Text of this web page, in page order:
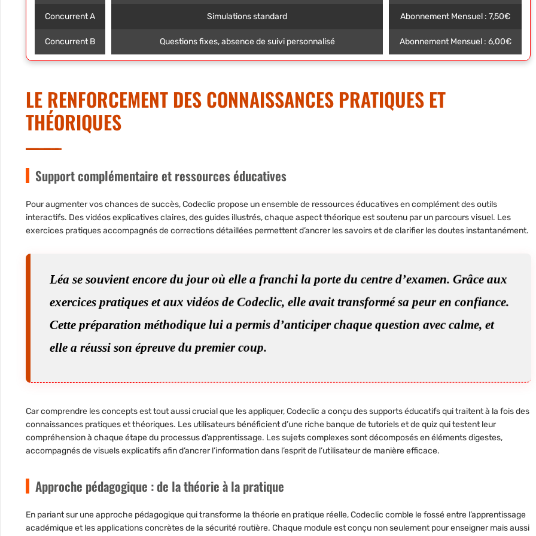
Concurrent A Simulations standard Abonnement Mensuel : 7,50€
Concurrent B Questions fixes, absence de suivi personnalisé Abonnement Mensuel : 6,00€
LE RENFORCEMENT DES CONNAISSANCES PRATIQUES ET
THÉORIQUES
Support complémentaire et ressources éducatives
Pour augmenter vos chances de succès, Codeclic propose un ensemble de ressources éducatives en complément des outils
interactifs. Des vidéos explicatives claires, des guides illustrés, chaque aspect théorique est soutenu par un parcours visuel. Les
exercices pratiques accompagnés decorrections détaillées permettent d’ancrer les savoirs et de clarifier les doutes instantanément.
Léa se souvient encore du jour où elle a franchi la porte du centre d’examen. Grâce aux
exercices pratiques et aux vidéos de Codeclic, elle avait transformé sa peur en confiance.
Cette préparation méthodique lui a permis d’anticiper chaque question avec calme, et
elle a réussi son épreuve du premier coup.
Car comprendre les concepts est tout aussi crucial que les appliquer, Codeclic a conçu des supports éducatifs qui traitent à la fois des
connaissances pratiques et théoriques. Les utilisateurs bénéficient d’une riche banque de tutoriels et de quiz qui testent leur
compréhension à chaque étape du processus d’apprentissage. Les sujets complexes sont décomposés en éléments digestes,
accompagnés de visuels explicatifs afin d’ancrer l’information dans l’esprit de l’utilisateur de manière efficace.
Approche pédagogique : de la théorie à la pratique
En pariant sur une approche pédagogique qui transforme la théorie en pratique réelle, Codeclic comble le fossé entre l’apprentissage
académique et les applications concrètes de la sécurité routière. Chaque module est conçu non seulement pour enseigner mais aussi